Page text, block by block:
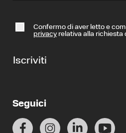
Confermo di aver letto e
privacyrelativa alla richiesta
Iscriviti
Seguici